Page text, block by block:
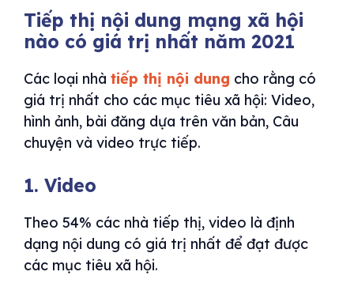
Tiếp thị nội dung mạng xã hội
nào có giá trị nhất năm 2021
Các loại nhà tiếp thị nội dung cho rằng có
giá trị nhất cho các mục tiêu xã hội: Video,
hình ảnh, bài đăng dựa trên văn bản, Câu
chuyện và video trực tiếp.
1. Video
Theo 54% các nhà tiếp thị, video là định
dạng nội dung có giá trị nhất để đạt được
các mục tiêu xã hội.